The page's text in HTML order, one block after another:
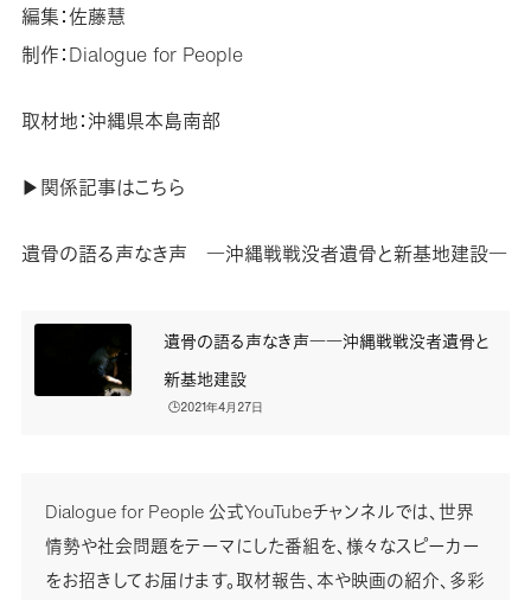
編集：佐藤慧
制作：Dialogue for People
取材地：沖縄県本島南部
▶関係記事はこちら
遺骨の語る声なき声 ―沖縄戦戦没者遺骨と新基地建設―
遺骨の語る声なき声――沖縄戦戦没者遺骨と
新基地建設
🕒️2021年4月27日
Dialogue for People 公式YouTubeチャンネルでは、世界
情勢や社会問題をテーマにした番組を、様々なスピーカー
をお招きしてお届けます。取材報告、本や映画の紹介、多彩